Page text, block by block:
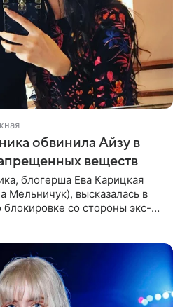
обвинила Айзу в
веществ
блогерша Ева Карицкая
высказалась в
со стороны экс-